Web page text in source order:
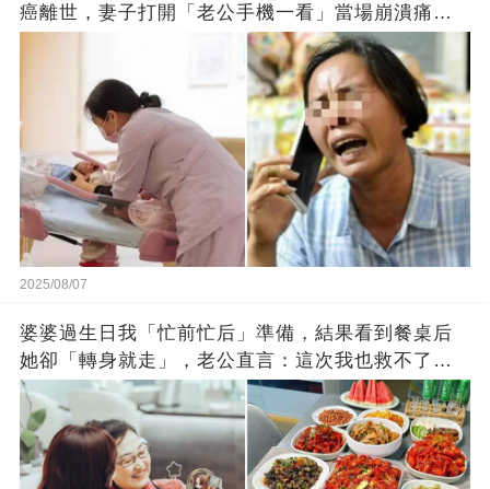
癌離世，妻子打開「老公手機一看」當場崩潰痛
2025/08/07
婆婆過生日我「忙前忙后」準備，結果看到餐桌后
她卻「轉身就走」，老公直言：這次我也救不了
你！